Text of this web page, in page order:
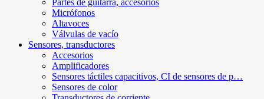
Partes de guitarra, accesorios
Micrófonos
Altavoces
Válvulas de vacío
Sensores, transductores
Accesorios
Amplificadores
Sensores táctiles capacitivos, CI de sensores de p…
Sensores de color